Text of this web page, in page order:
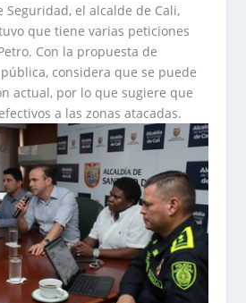
Seguridad, el alcalde de Cali,
que tiene varias peticiones
Con la propuesta de
considera que se puede
actual, por lo que sugiere que
a las zonas atacadas.